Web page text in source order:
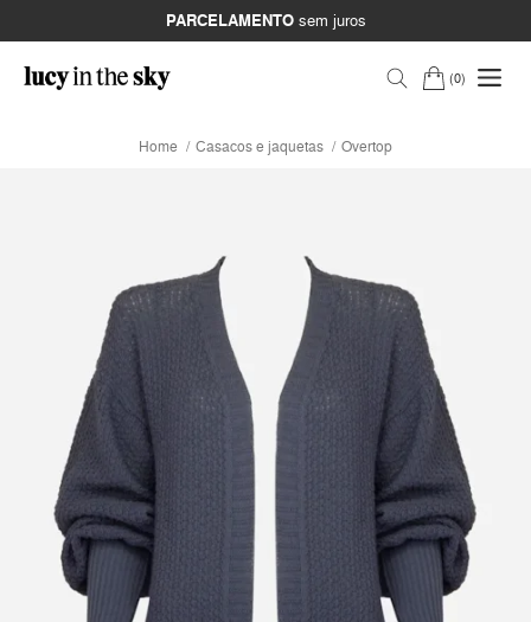
PARCELAMENTOsem juros
0
Home Casacos e jaquetas Overtop